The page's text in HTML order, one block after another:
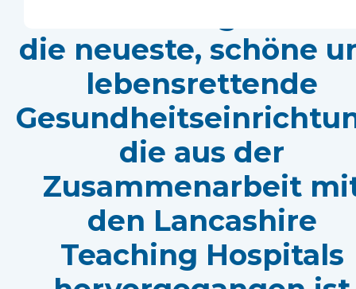
die neueste, schöne
lebensrettende
die aus der
Zusammenarbeit
den Lancashire
Teaching Hospitals